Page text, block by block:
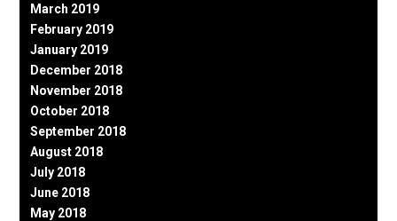
March 2019
February 2019
January 2019
December 2018
November 2018
October 2018
September 2018
August 2018
July 2018
June 2018
May 2018